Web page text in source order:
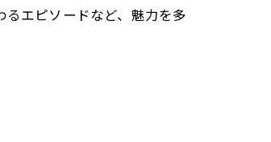
エピソードなど、魅力を多